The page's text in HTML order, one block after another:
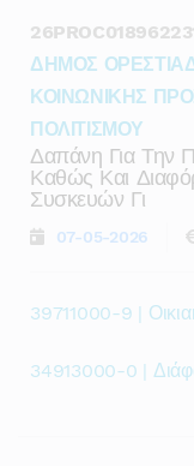
ΔΗΜΟΣ
ΚΟΙΝΩΝΙΚΗΣ
ΠΟΛΙΤΙΣΜΟΥ
Δαπάνη Για Την
Καθώς Και
Συσκευών Γι
07-05-2026
39711000-9 |
34913000-0 |